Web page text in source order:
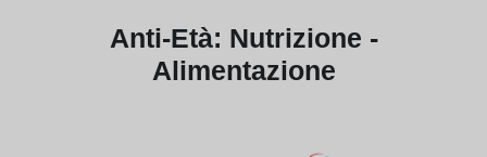
Anti-Età: Nutrizione -
Alimentazione